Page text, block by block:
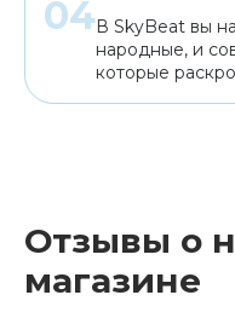
В SkyBeat вы
народные, и
которые
Отзывы о
магазине